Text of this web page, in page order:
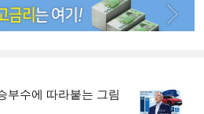
부수에 따라붙는 그림